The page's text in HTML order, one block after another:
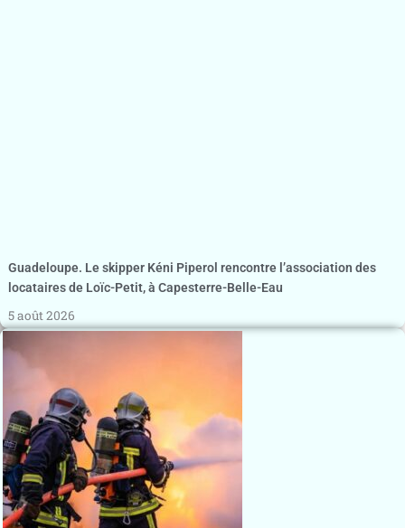
Guadeloupe. Le skipper Kéni Piperol rencontre l’association des
locataires de Loïc-Petit, à Capesterre-Belle-Eau
5 août 2026